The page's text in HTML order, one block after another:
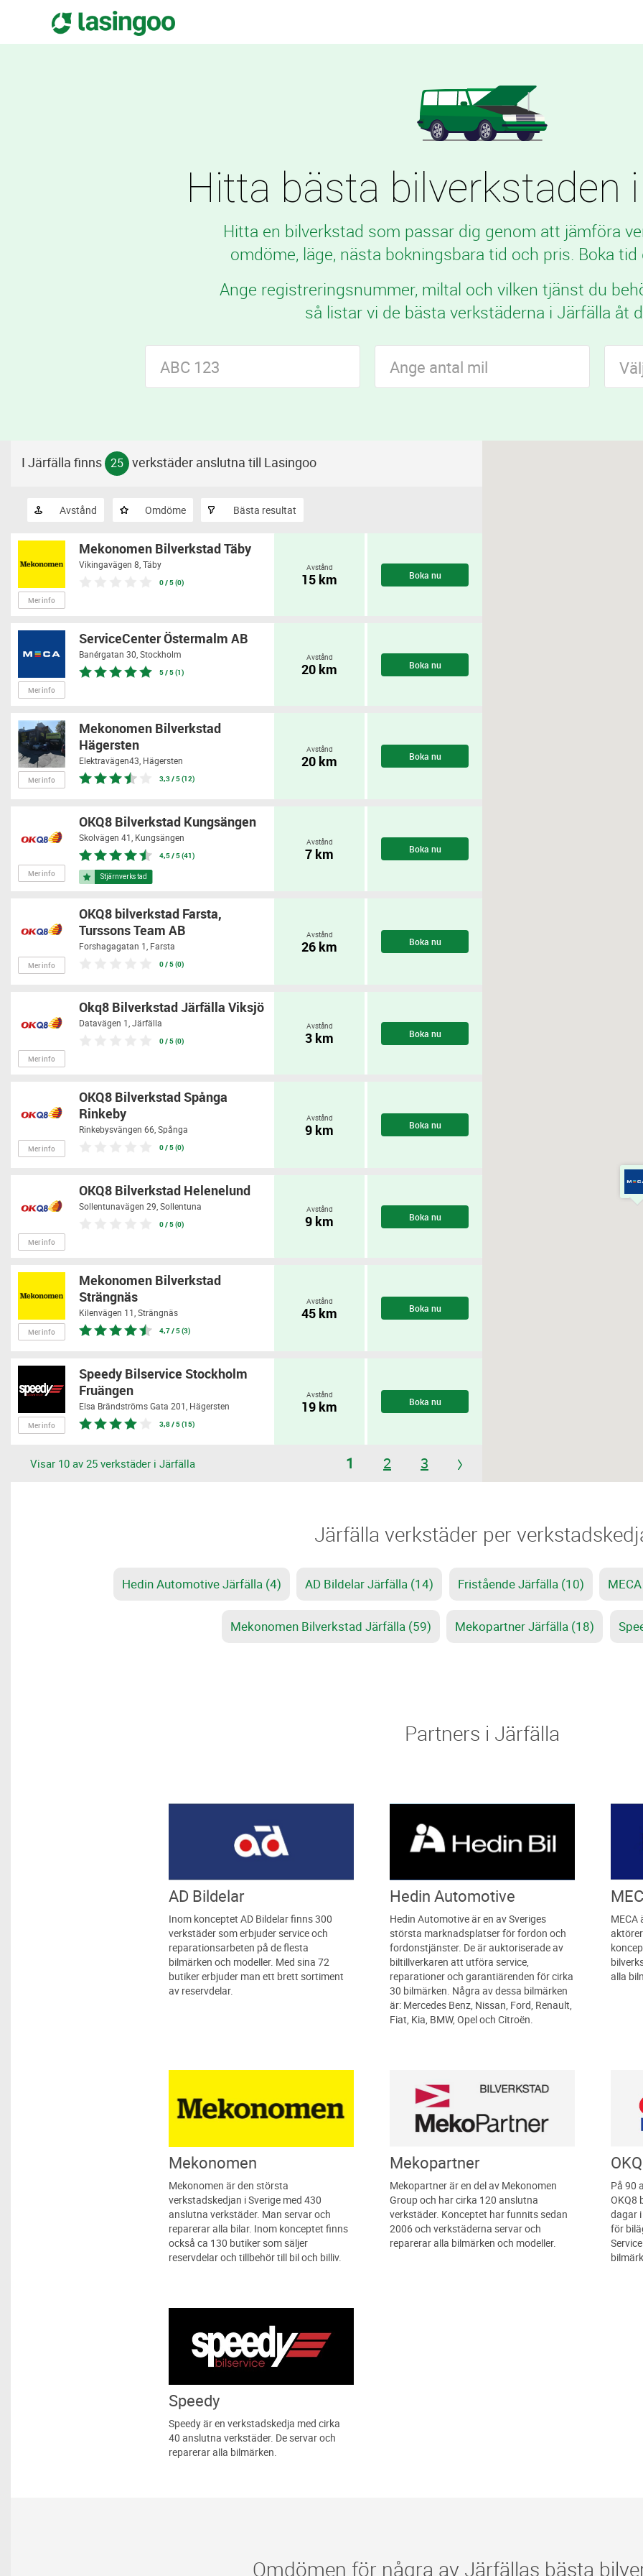
Hitta bästa bilverkstaden
Hitta en bilverkstad som passar dig genom att jämföra
omdöme, läge, nästa bokningsbara tid och pris. Boka
Ange registreringsnummer, miltal och vilken tjänst du
så listar vi de bästa verkstäderna i Järfälla åt
I Järfälla finns 25 verkstäder anslutna till Lasingoo
Avstånd Omdöme Bästa resultat
Mer info
Mekonomen Bilverkstad Täby
Vikingavägen 8, Täby
0 / 5 (0)
Avstånd
15 km Boka nu
Mer info
ServiceCenter Östermalm AB
Banérgatan 30, Stockholm
5 / 5 (1)
Avstånd
20 km Boka nu
Mer info
Mekonomen Bilverkstad
Hägersten
Elektravägen43, Hägersten
3,3 / 5 (12)
Avstånd
20 km Boka nu
Mer info
OKQ8 Bilverkstad Kungsängen
Skolvägen 41, Kungsängen
4,5 / 5 (41)
Avstånd
7 km Boka nu
Mer info
OKQ8 bilverkstad Farsta,
Turssons Team AB
Forshagagatan 1, Farsta
0 / 5 (0)
Avstånd
26 km Boka nu
Mer info
Okq8 Bilverkstad Järfälla Viksjö
Datavägen 1, Järfälla
0 / 5 (0)
Avstånd
3 km Boka nu
Mer info
OKQ8 Bilverkstad Spånga
Rinkeby
Rinkebysvängen 66, Spånga
0 / 5 (0)
Avstånd
9 km Boka nu
Mer info
OKQ8 Bilverkstad Helenelund
Sollentunavägen 29, Sollentuna
0 / 5 (0)
Avstånd
9 km Boka nu
Mer info
Mekonomen Bilverkstad
Strängnäs
Kilenvägen 11, Strängnäs
4,7 / 5 (3)
Avstånd
45 km Boka nu
Mer info
Speedy Bilservice Stockholm
Fruängen
Elsa Brändströms Gata 201, Hägersten
3,8 / 5 (15)
Avstånd
19 km Boka nu
Visar 10 av 25 verkstäder i Järfälla 1 2 3
Järfälla verkstäder per
Hedin Automotive Järfälla (4) AD Bildelar Järfälla (14) Fristående Järfälla (10)
Mekonomen Bilverkstad Järfälla (59) Mekopartner Järfälla (18)
Partners i Järfälla
AD Bildelar
Inom konceptet AD Bildelar finns 300
verkstäder som erbjuder service och
reparationsarbeten på de flesta
bilmärken och modeller. Med sina 72
butiker erbjuder man ett brett sortiment
av reservdelar.
Hedin Automotive
Hedin Automotive är en av Sveriges
största marknadsplatser för fordon och
fordonstjänster. De är auktoriserade av
biltillverkaren att utföra service,
reparationer och garantiärenden för cirka
30 bilmärken. Några av dessa bilmärken
är: Mercedes Benz, Nissan, Ford, Renault,
Fiat, Kia, BMW, Opel och Citroën.
MECA
alla
Mekonomen
Mekonomen är den största
verkstadskedjan i Sverige med 430
anslutna verkstäder. Man servar och
reparerar alla bilar. Inom konceptet finns
också ca 130 butiker som säljer
reservdelar och tillbehör till bil och billiv.
Mekopartner
Mekopartner är en del av Mekonomen
Group och har cirka 120 anslutna
verkstäder. Konceptet har funnits sedan
2006 och verkstäderna servar och
reparerar alla bilmärken och modeller.
På 90
OKQ8
dagar
för
Speedy
Speedy är en verkstadskedja med cirka
40 anslutna verkstäder. De servar och
reparerar alla bilmärken.
Omdömen för några av Järfällas bästa